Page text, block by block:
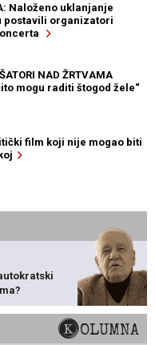
Naloženo uklanjanje
postavili organizatori
NAD ŽRTVAMA
mogu raditi štogod žele“
film koji nije mogao biti
KOLUMNA